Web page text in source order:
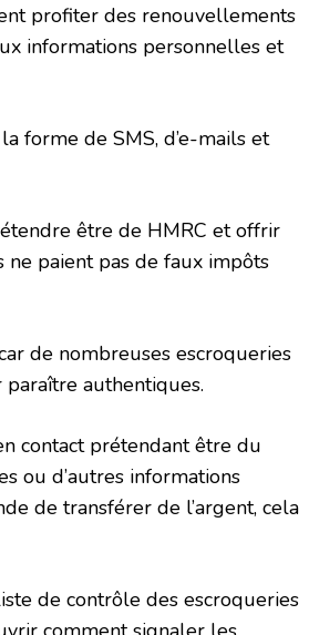
profiter des renouvellements
informations personnelles et
forme de SMS, d’e-mails et
être de HMRC et offrir
ne paient pas de faux impôts
de nombreuses escroqueries
authentiques.
contact prétendant être du
ou d’autres informations
de transférer de l’argent, cela
de contrôle des escroqueries